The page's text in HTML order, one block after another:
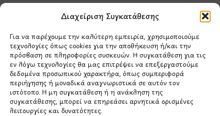
Διαχείριση Συγκατάθεσης
Για να παρέχουμε την καλύτερη εμπειρία, χρησιμοποιούμε
τεχνολογίες όπως cookies για την αποθήκευση ή/και την
πρόσβαση σε πληροφορίες συσκευών. Η συγκατάθεση για τις
εν λόγω τεχνολογίες θα μας επιτρέψει να επεξεργαστούμε
δεδομένα προσωπικού χαρακτήρα, όπως συμπεριφορά
περιήγησης ή μοναδικά αναγνωριστικά σε αυτόν τον
ιστότοπο. Η μη συγκατάθεση ή η ανάκληση της
συγκατάθεσης, μπορεί να επηρεάσει αρνητικά ορισμένες
λειτουργίες και δυνατότητες.
Έχω διαβάσει και συμφωνώ με την
Πολιτική Απορρήτου